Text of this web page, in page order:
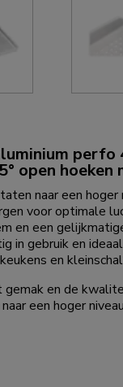
perfo
open hoeken
naar een
voor optimale
en een
in gebruik en
en
gemak en de
een hoger